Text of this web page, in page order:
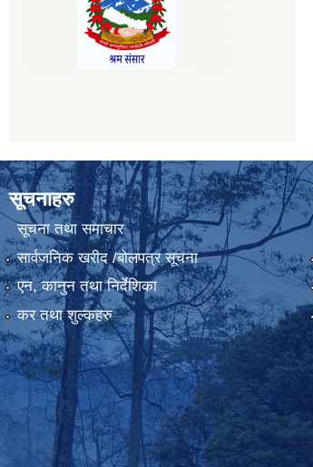
सूचनाहरु
सूचना तथा समाचार
सार्वजनिक खरीद /बोलपत्र सूचना
एन, कानुन तथा निर्देशिका
कर तथा शुल्कहरु